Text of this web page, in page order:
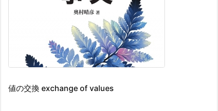
値の交換 exchange of values